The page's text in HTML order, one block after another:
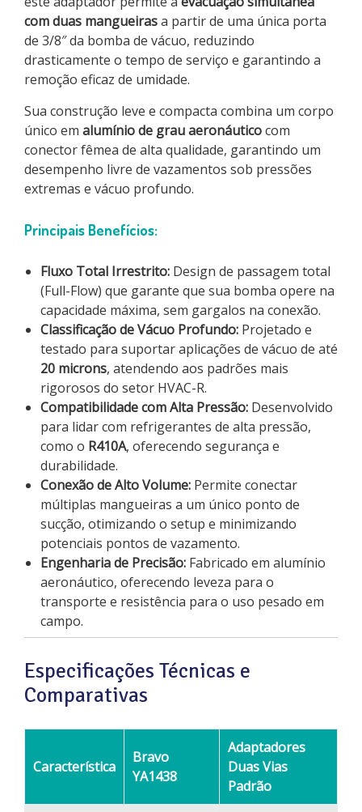
com duas mangueirasa partir de uma única porta
de 3/8″ da bomba de vácuo, reduzindo
drasticamente o tempo de serviço e garantindo a
remoção eficaz de umidade.
Sua construção leve e compacta combina um corpo
único em alumínio de grau aeronáuticocom
conector fêmea de alta qualidade, garantindo um
desempenho livre de vazamentos sob pressões
extremas e vácuo profundo.
Principais Benefícios:
Fluxo Total Irrestrito: Design de passagem total
(Full-Flow) que garante que sua bomba opere na
capacidade máxima, sem gargalos na conexão.
Classificação de Vácuo Profundo: Projetado e
testado para suportar aplicações de vácuo de até
20 microns, atendendo aos padrões mais
rigorosos do setor HVAC-R.
Compatibilidade com Alta Pressão: Desenvolvido
para lidar com refrigerantes de alta pressão,
como o R410A, oferecendo segurança e
durabilidade.
Conexão de Alto Volume: Permite conectar
múltiplas mangueiras a um único ponto de
sucção, otimizando o setup e minimizando
potenciais pontos de vazamento.
Engenharia de Precisão: Fabricado em alumínio
aeronáutico, oferecendo leveza para o
transporte e resistência para o uso pesado em
campo.
Especificações Técnicas e
Comparativas
Característica
Bravo
YA1438
Adaptadores
Duas Vias
Padrão